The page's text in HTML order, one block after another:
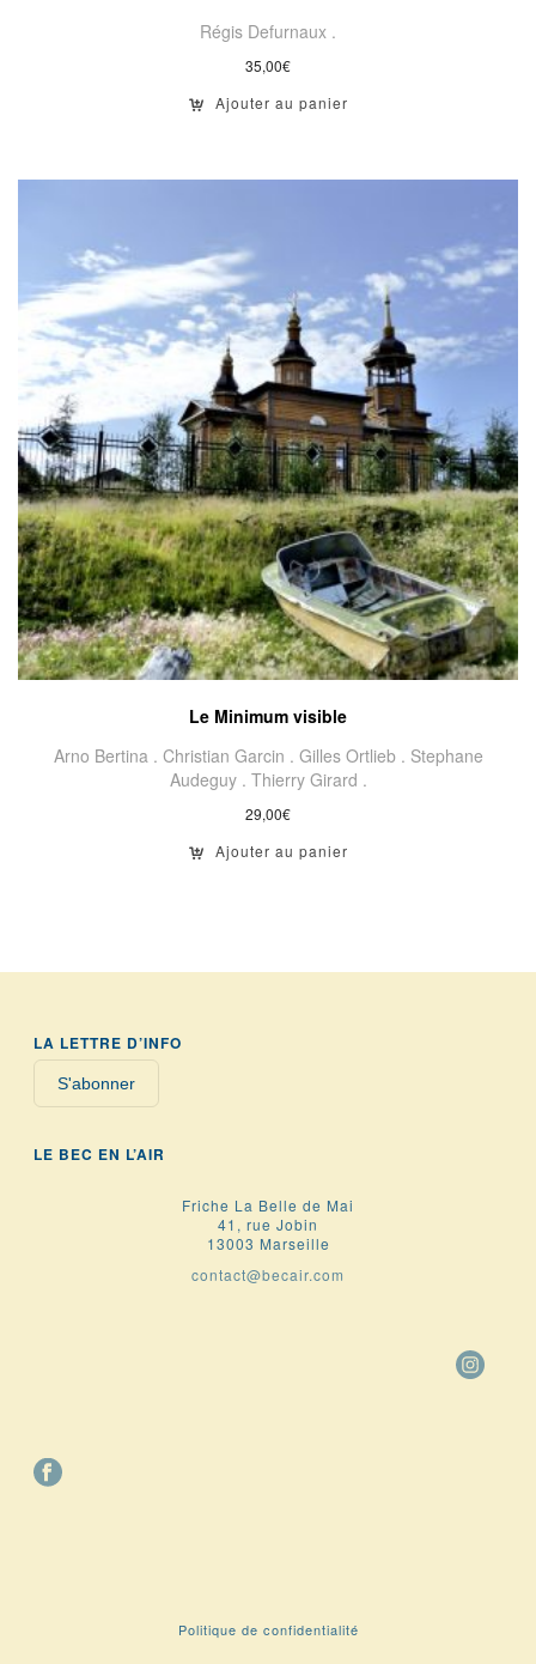
Régis Defurnaux .
35,00€
Ajouter au panier
Le Minimum visible
Arno Bertina . Christian Garcin . Gilles Ortlieb . Stephane
Audeguy . Thierry Girard .
29,00€
Ajouter au panier
LA LETTRE D’INFO
S'abonner
LE BEC EN L’AIR
Friche La Belle de Mai
41, rue Jobin
13003 Marseille
contact@becair.com
Politique de confidentialité